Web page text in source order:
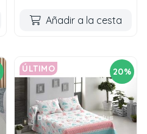
Añadir a la cesta
20%
ÚLTIMO